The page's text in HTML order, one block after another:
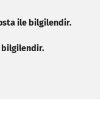
ile bilgilendir.
bilgilendir.